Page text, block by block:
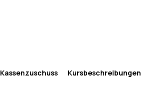
Kassenzuschuss Kursbeschreibungen